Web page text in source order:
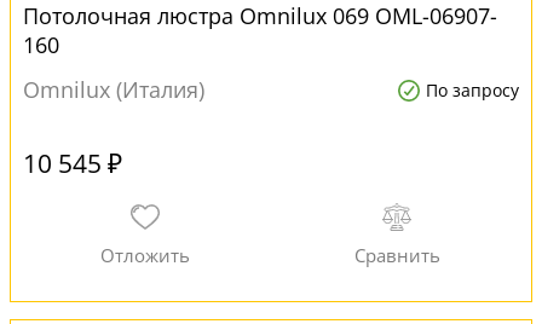
Потолочная люстра Omnilux 069 OML-06907-
160
Omnilux (Италия)
По запросу
10 545 ₽